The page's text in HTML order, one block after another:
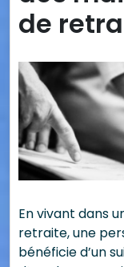
de
En vivant dans
retraite, une
bénéficie d’un